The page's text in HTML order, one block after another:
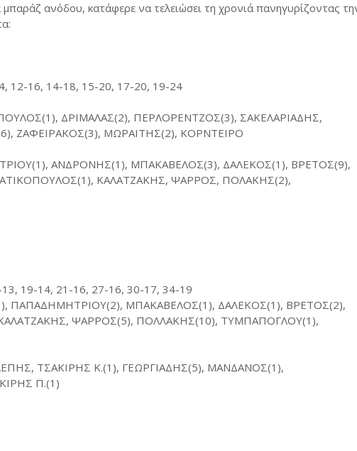
ανόδου, κατάφερε να τελειώσει τη χρονιά πανηγυρίζοντας
12-16, 14-18, 15-20, 17-20, 19-24
ΔΡΙΜΑΛΑΣ(2), ΠΕΡΛΟΡΕΝΤΖΟΣ(3), ΣΑΚΕΛΑΡΙΑΔΗΣ,
ΖΑΦΕΙΡΑΚΟΣ(3), ΜΩΡΑΙΤΗΣ(2), ΚΟΡΝΤΕΙΡΟ
ΑΝΔΡΟΝΗΣ(1), ΜΠΑΚΑΒΕΛΟΣ(3), ΔΑΛΕΚΟΣ(1), ΒΡΕΤΟΣ(9),
ΚΑΛΑΤΖΑΚΗΣ, ΨΑΡΡΟΣ, ΠΟΛΑΚΗΣ(2),
19-14, 21-16, 27-16, 30-17, 34-19
ΠΑΠΑΔΗΜΗΤΡΙΟΥ(2), ΜΠΑΚΑΒΕΛΟΣ(1), ΔΑΛΕΚΟΣ(1), ΒΡΕΤΟΣ(2),
ΨΑΡΡΟΣ(5), ΠΟΛΛΑΚΗΣ(10), ΤΥΜΠΑΠΟΓΛΟΥ(1),
ΤΣΑΚΙΡΗΣ Κ.(1), ΓΕΩΡΓΙΑΔΗΣ(5), ΜΑΝΔΑΝΟΣ(1),
Π.(1)